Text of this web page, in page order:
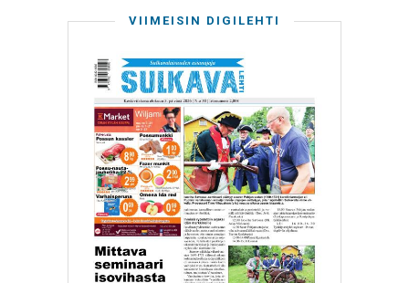
VIIMEISIN DIGILEHTI